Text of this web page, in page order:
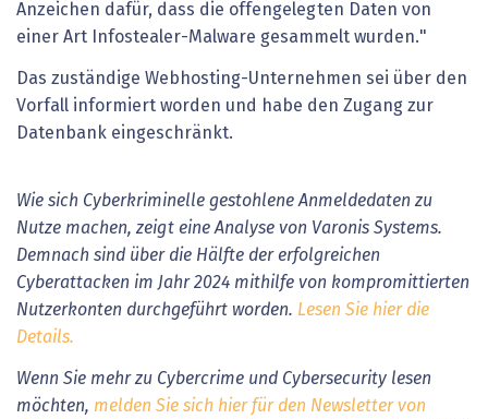
Anzeichen dafür, dass die offengelegten Daten von
einer Art Infostealer-Malware gesammelt wurden."
Das zuständige Webhosting-Unternehmen sei über den
Vorfall informiert worden und habe den Zugang zur
Datenbank eingeschränkt.
Wie sich Cyberkriminelle gestohlene Anmeldedaten zu
Nutze machen, zeigt eine Analyse von Varonis Systems.
Demnach sind über die Hälfte der erfolgreichen
Cyberattacken im Jahr 2024 mithilfe von kompromittierten
Nutzerkonten durchgeführt worden. Lesen Sie hier die
Details.
Wenn Sie mehr zu Cybercrime und Cybersecurity lesen
möchten, melden Sie sich hier für den Newsletter von